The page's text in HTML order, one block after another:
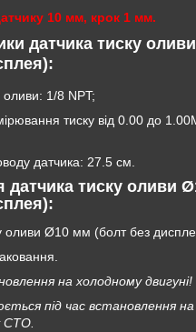
10 мм, крок 1 мм.
датчика тиску
оливи: 1/8 NPT;
тиску від 0.00 до
датчика: 27.5 см.
датчика тиску оливи
оливи Ø10 мм (болт без
на холодному двигуні!
під час встановлення на
СТО.